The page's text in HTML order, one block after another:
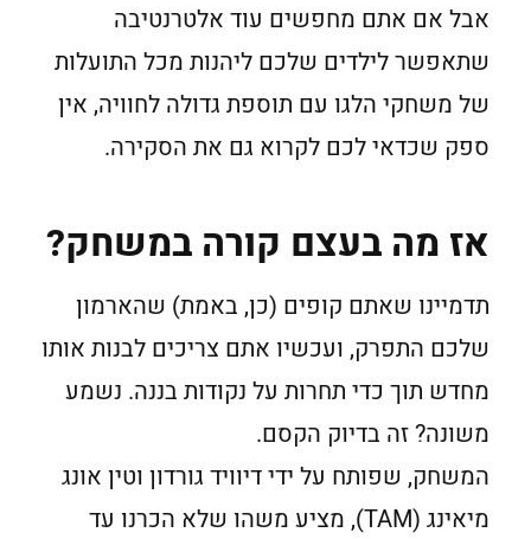
אבל אם אתם מחפשים עוד אלטרנטיבה
שתאפשר לילדים שלכם ליהנות מכל התועלות
של משחקי הלגו עם תוספת גדולה לחוויה, אין
ספק שכדאי לכם לקרוא גם את הסקירה.
אז מה בעצם קורה במשחק?
תדמיינו שאתם קופים (כן, באמת) שהארמון
שלכם התפרק, ועכשיו אתם צריכים לבנות אותו
מחדש תוך כדי תחרות על נקודות בננה. נשמע
משונה? זה בדיוק הקסם.
המשחק, שפותח על ידי דיוויד גורדון וטין אונג
מיאינג (TAM), מציע משהו שלא הכרנו עד